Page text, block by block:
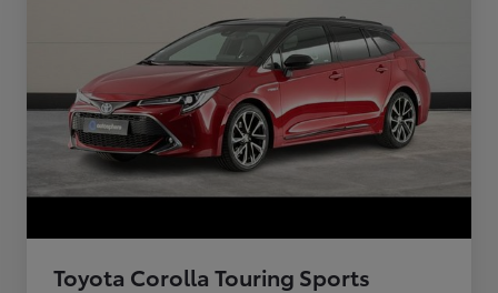
Toyota Corolla Touring Sports